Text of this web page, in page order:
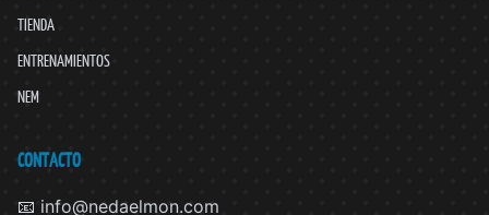
TIENDA
ENTRENAMIENTOS
NEM
CONTACTO
📧 info@nedaelmon.com